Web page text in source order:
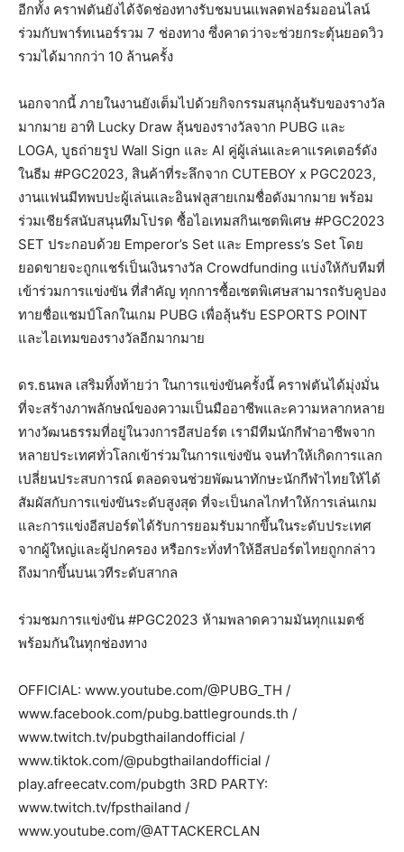
อีกทั้ง คราฟตันยังได้จัดช่องทางรับชมบนแพลตฟอร์มออนไลน์
ร่วมกับพาร์ทเนอร์รวม 7 ช่องทาง ซึ่งคาดว่าจะช่วยกระตุ้นยอดวิว
รวมได้มากกว่า 10 ล้านครั้ง
นอกจากนี้ ภายในงานยังเต็มไปด้วยกิจกรรมสนุกลุ้นรับของรางวัล
มากมาย อาทิ Lucky Draw ลุ้นของรางวัลจาก PUBG และ
LOGA, บูธถ่ายรูป Wall Sign และ AI คู่ผู้เล่นและคาแรคเตอร์ดัง
ในธีม #PGC2023, สินค้าที่ระลึกจาก CUTEBOY x PGC2023,
งานแฟนมีทพบปะผู้เล่นและอินฟลูสายเกมชื่อดังมากมาย พร้อม
ร่วมเชียร์สนับสนุนทีมโปรด ซื้อไอเทมสกินเซตพิเศษ #PGC2023
SET ประกอบด้วย Emperor’s Set และ Empress’s Set โดย
ยอดขายจะถูกแชร์เป็นเงินรางวัล Crowdfunding แบ่งให้กับทีมที่
เข้าร่วมการแข่งขัน ที่สำคัญ ทุกการซื้อเซตพิเศษสามารถรับคูปอง
ทายชื่อแชมป์โลกในเกม PUBG เพื่อลุ้นรับ ESPORTS POINT
และไอเทมของรางวัลอีกมากมาย
ดร.ธนพล เสริมทิ้งท้ายว่า ในการแข่งขันครั้งนี้ คราฟตันได้มุ่งมั่น
ที่จะสร้างภาพลักษณ์ของความเป็นมืออาชีพและความหลากหลาย
ทางวัฒนธรรมที่อยู่ในวงการอีสปอร์ต เรามีทีมนักกีฬาอาชีพจาก
หลายประเทศทั่วโลกเข้าร่วมในการแข่งขัน จนทำให้เกิดการแลก
เปลี่ยนประสบการณ์ ตลอดจนช่วยพัฒนาทักษะนักกีฬาไทยให้ได้
สัมผัสกับการแข่งขันระดับสูงสุด ที่จะเป็นกลไกทำให้การเล่นเกม
และการแข่งอีสปอร์ตได้รับการยอมรับมากขึ้นในระดับประเทศ
จากผู้ใหญ่และผู้ปกครอง หรือกระทั่งทำให้อีสปอร์ตไทยถูกกล่าว
ถึงมากขึ้นบนเวทีระดับสากล
ร่วมชมการแข่งขัน #PGC2023 ห้ามพลาดความมันทุกแมตช์
พร้อมกันในทุกช่องทาง
OFFICIAL: www.youtube.com/@PUBG_TH /
www.facebook.com/pubg.battlegrounds.th /
www.twitch.tv/pubgthailandofficial /
www.tiktok.com/@pubgthailandofficial /
play.afreecatv.com/pubgth 3RD PARTY:
www.twitch.tv/fpsthailand /
www.youtube.com/@ATTACKERCLAN